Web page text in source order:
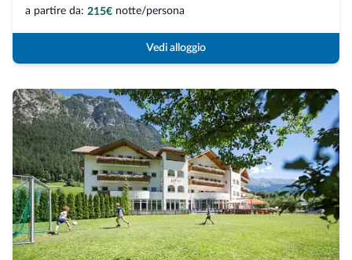
a partire da: 215€ notte/persona
Vedi alloggio